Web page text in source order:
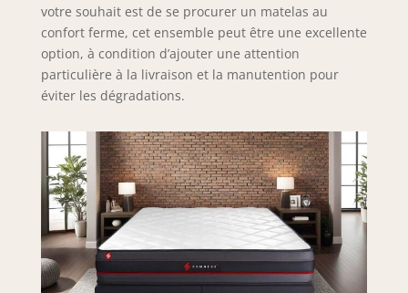
votre souhait est de se procurer un matelas au
confort ferme, cet ensemble peut être une excellente
option, à condition d’ajouter une attention
particulière à la livraison et la manutention pour
éviter les dégradations.